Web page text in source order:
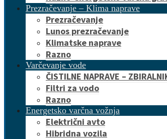
Prezračevanje – Klima naprave
Prezračevanje
Lunos prezračevanje
Klimatske naprave
Razno
Varčevanje vode
ČISTILNE NAPRAVE –
Filtri za vodo
Razno
Energetsko varčna vožnja
Električni avto
Hibridna vozila